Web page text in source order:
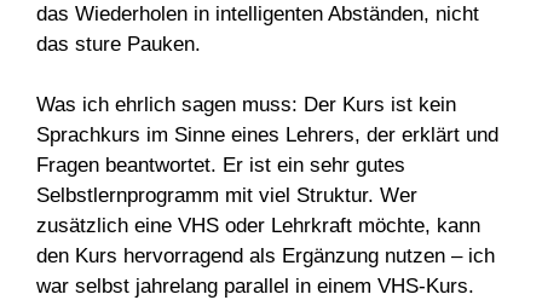
das Wiederholen in intelligenten Abständen, nicht
das sture Pauken.
Was ich ehrlich sagen muss: Der Kurs ist kein
Sprachkurs im Sinne eines Lehrers, der erklärt und
Fragen beantwortet. Er ist ein sehr gutes
Selbstlernprogramm mit viel Struktur. Wer
zusätzlich eine VHS oder Lehrkraft möchte, kann
den Kurs hervorragend als Ergänzung nutzen – ich
war selbst jahrelang parallel in einem VHS-Kurs.